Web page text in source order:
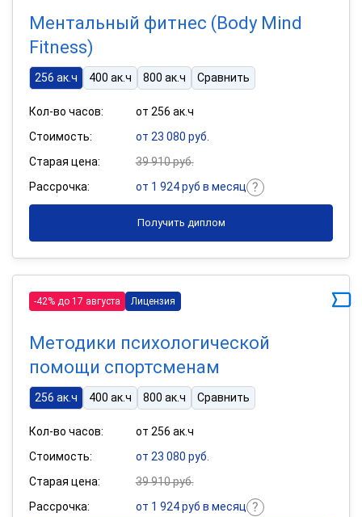
Ментальный фитнес (Body Mind
Fitness)
256 ак.ч 400 ак.ч 800 ак.ч Сравнить
Кол-во часов:
от 256 ак.ч
Стоимость:
от 23 080 руб.
Старая цена:
39 910 руб.
Рассрочка:
от 1 924 руб в месяц
Получить диплом
-42% до 17 августа Лицензия
Методики психологической
помощи спортсменам
256 ак.ч 400 ак.ч 800 ак.ч Сравнить
Кол-во часов:
от 256 ак.ч
Стоимость:
от 23 080 руб.
Старая цена:
39 910 руб.
Рассрочка:
от 1 924 руб в месяц